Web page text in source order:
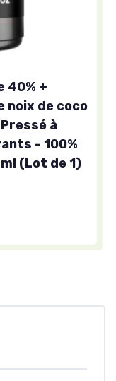
40% +
noix de coco
à
- 100%
(Lot de 1)